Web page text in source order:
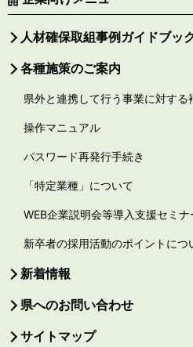
人材確保取組事例ガイドブッ
各種施策のご案内
県外と連携して行う事業に対する
操作マニュアル
パスワード再発行手続き
「特定業種」について
WEB企業説明会等導入支援セミ
新卒者の採用活動のポイントにつ
新着情報
県へのお問い合わせ
サイトマップ